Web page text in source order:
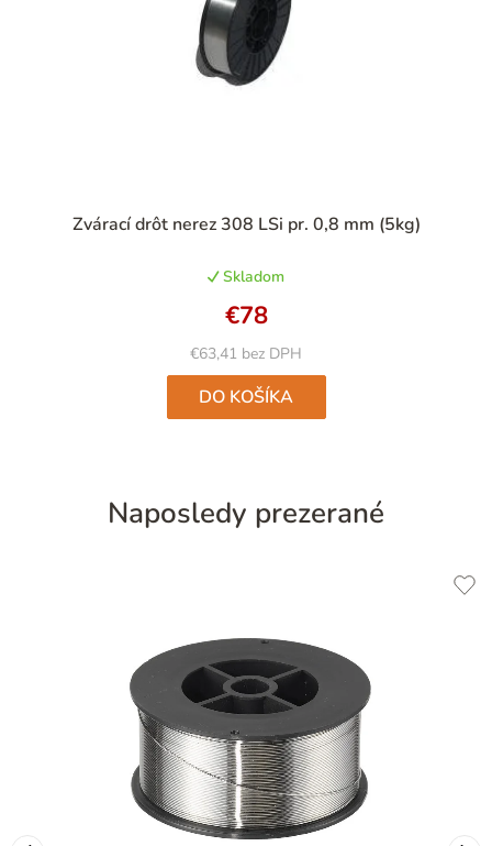
Zvárací drôt nerez 308 LSi pr. 0,8 mm (5kg)
hodnotenie
je
5,0
z
5
hviezdičiek.
Skladom
€63,41 bez DPH
€78
DO KOŠÍKA
Naposledy prezerané